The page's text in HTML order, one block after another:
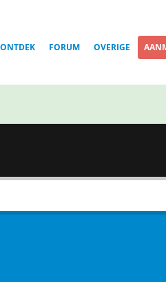
ONTDEK FORUM OVERIGE